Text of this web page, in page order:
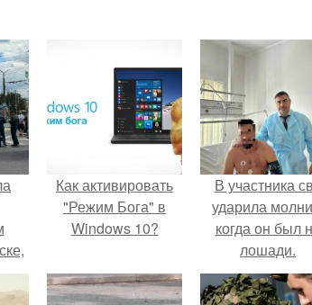
Как активировать
"Режим Бога" в
Windows 10?
В участника
ударила
когда он был
лошади.